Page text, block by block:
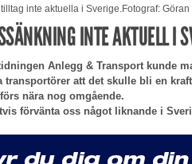
inte aktuella i Sverige.Fotograf:
INTE AKTUELL I
Anlegg & Transport kunde
transportörer att det skulle bli en
nära nog omgående.
förvänta oss något liknande i